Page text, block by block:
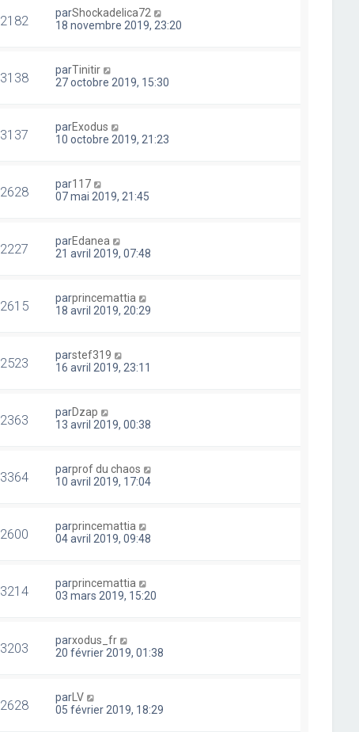
2182 parShockadelica72
18 novembre 2019, 23:20
3138 parTinitir
27 octobre 2019, 15:30
3137 parExodus
10 octobre 2019, 21:23
2628 par117
07 mai 2019, 21:45
2227 parEdanea
21 avril 2019, 07:48
2615 parprincemattia
18 avril 2019, 20:29
2523 parstef319
16 avril 2019, 23:11
2363 parDzap
13 avril 2019, 00:38
3364 parprof du chaos
10 avril 2019, 17:04
2600 parprincemattia
04 avril 2019, 09:48
3214 parprincemattia
03 mars 2019, 15:20
3203 parxodus_fr
20 février 2019, 01:38
2628 par LV
05 février 2019, 18:29